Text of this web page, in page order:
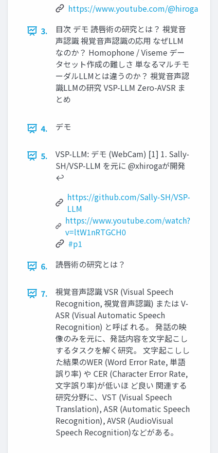
https://www.youtube.com/@hiroga
3.
目次 デモ 読唇術の研究とは？ 視覚音
声認識 視覚音声認識の応用 なぜLLM
なのか？ Homophone / Viseme デー
タセット作成の難しさ 単なるマルチモ
ーダルLLMとは違うのか？ 視覚音声認
識LLMの研究 VSP-LLM Zero-AVSR ま
とめ
4. デモ
5.
VSP-LLM: デモ (WebCam) [1] 1. Sally-
SH/VSP-LLM を元に @xhirogaが開発
↩︎
https://github.com/Sally-SH/VSP-
LLM
https://www.youtube.com/watch?
v=ltW1nRTGCH0
#p1
6.
読唇術の研究とは？
7.
視覚音声認識 VSR (Visual Speech
Recognition, 視覚音声認識) または V-
ASR (Visual Automatic Speech
Recognition) と呼ば れる。 発話の映
像のみを元に、発話内容を文字起こし
するタスクを解く研究。 文字起こしし
た結果のWER (Word Error Rate, 単語
誤り率) や CER (Character Error Rate,
文字誤り率)が低いほ ど良い 関連する
研究分野に、VST (Visual Speech
Translation), ASR (Automatic Speech
Recognition), AVSR (AudioVisual
Speech Recognition)などがある。